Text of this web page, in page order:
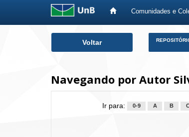
Comunidades e
Voltar
Navegando por Autor
Ir para: 0-9 A B